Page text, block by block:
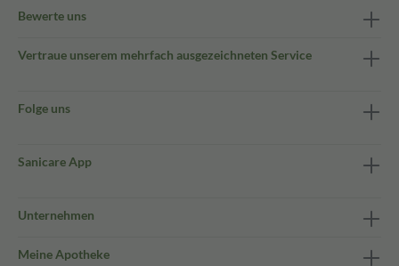
Bewerte uns
Vertraue unserem mehrfach ausgezeichneten Service
Folge uns
Sanicare App
Unternehmen
Meine Apotheke